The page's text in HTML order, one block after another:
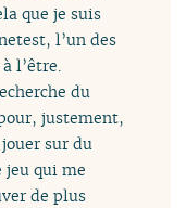
que je suis
l’un des
l’être.
du
justement,
sur du
jeu qui me
de plus